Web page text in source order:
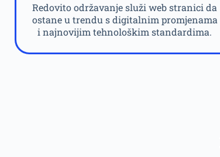
Redovito održavanje služi web stranici da
ostane u trendu s digitalnim promjenama
i najnovijim tehnološkim standardima.